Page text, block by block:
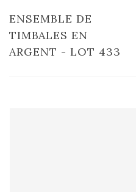
ENSEMBLE DE
TIMBALES EN
ARGENT - LOT 433